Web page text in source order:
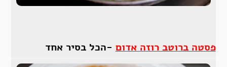
פסטה ברוטב רוזה אדום -הכל בסיר אחד